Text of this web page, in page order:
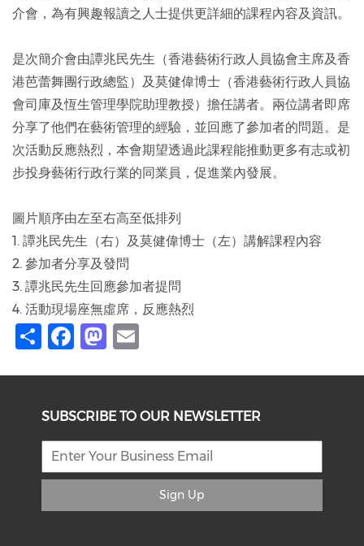
介會，為有興趣報讀之人士提供更詳細的課程內容及資訊。
是次簡介會由譚兆民先生（香港藝術行政人員協會主席及香
港芭蕾舞團行政總監）及莫健偉博士（香港藝術行政人員協
會司庫及恆生管理學院助理教授）擔任講者。兩位講者即席
分享了他們在藝術管理的經驗，並回應了參加者的問題。是
次活動反應熱烈，本會期望透過此課程能推動更多有志或初
步投身藝術行政行業的同業員，促進業內發展。
圖片順序由左至右高至低排列
1. 譚兆民先生（右）及莫健偉博士（左）講解課程內容
2. 參加者分享及發問
3. 譚兆民先生回應參加者提問
4. 活動現場座無虛席，反應熱烈
ShareFacebook
Mastodon
SUBSCRIBE TO OUR NEWSLETTER
Sign Up